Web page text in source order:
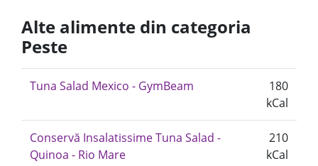
Alte alimente din categoria
Peste
Tuna Salad Mexico - GymBeam
180
kCal
Conservă Insalatissime Tuna Salad -
Quinoa - Rio Mare
210
kCal